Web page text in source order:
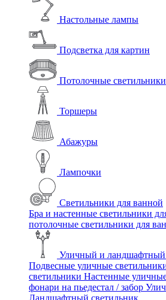
Настольные лампы
Подсветка для картин
Потолочные светильники
Торшеры
Абажуры
Лампочки
Светильники для ванной
Бра и настенные светильники
потолочные светильники для
Уличный и ландшафтный
Подвесные уличные
светильники Настенные
фонари на пьедестал / забор
Ландшафтный светильник